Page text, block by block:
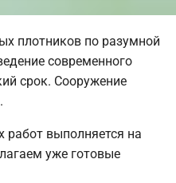
плотников по разумной
современного
срок. Сооружение
работ выполняется на
уже готовые